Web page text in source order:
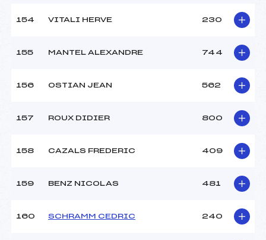
154 VITALI HERVE 230
155 MANTEL ALEXANDRE 744
156 OSTIAN JEAN 562
157 ROUX DIDIER 800
158 CAZALS FREDERIC 409
159 BENZ NICOLAS 481
160 SCHRAMM CEDRIC 240